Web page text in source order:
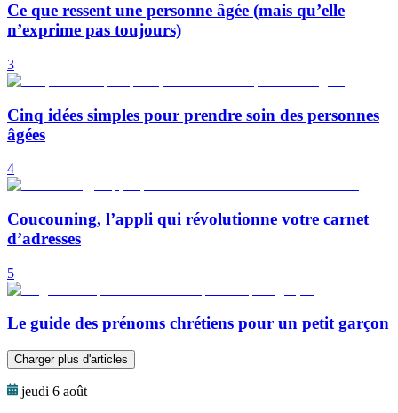
Ce que ressent une personne âgée (mais qu’elle
n’exprime pas toujours)
3
Cinq idées simples pour prendre soin des personnes
âgées
4
Coucouning, l’appli qui révolutionne votre carnet
d’adresses
5
Le guide des prénoms chrétiens pour un petit garçon
Charger plus d'articles
jeudi 6 août